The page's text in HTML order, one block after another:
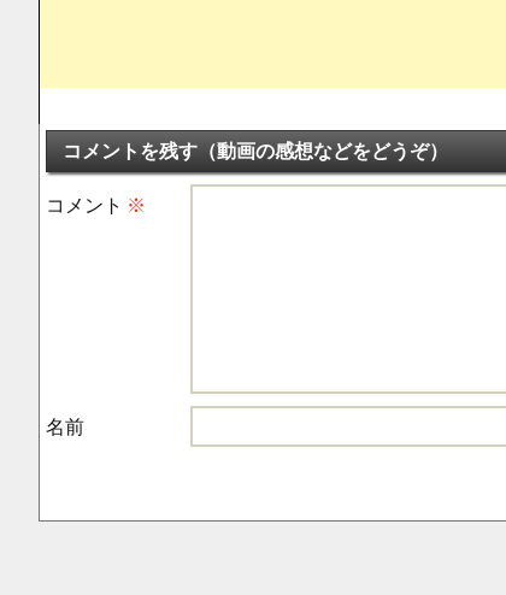
コメントを残す（動画の感想などをどうぞ）
コメント ※
名前